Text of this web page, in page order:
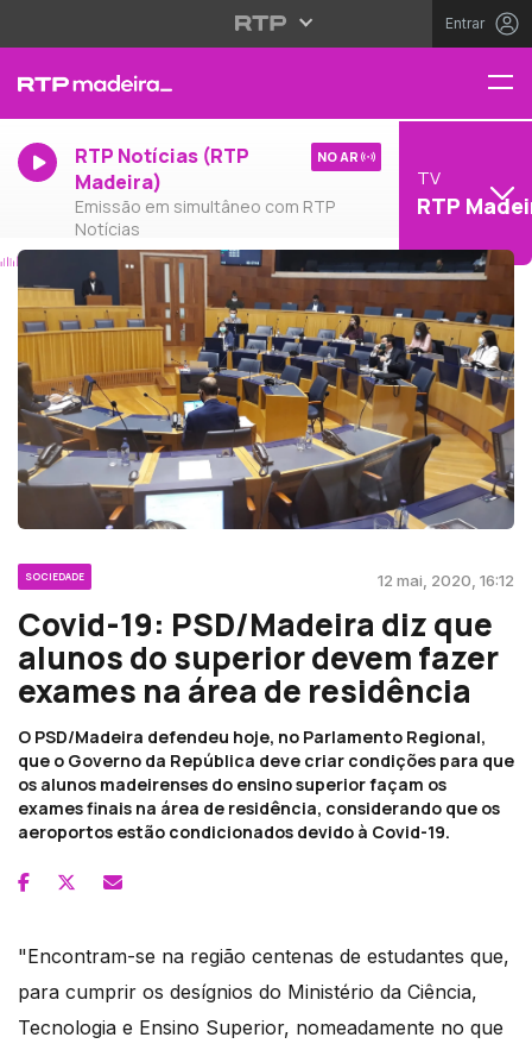
Entrar
RTP Notícias (RTP
Madeira)
Emissão em simultâneo com RTP
Notícias
NO AR
TV
RTP
SOCIEDADE 12 mai, 2020, 16:12
Covid-19: PSD/Madeira diz que
alunos do superior devem fazer
exames na área de residência
O PSD/Madeira defendeu hoje, no Parlamento Regional,
que o Governo da República deve criar condições para que
os alunos madeirenses do ensino superior façam os
exames finais na área de residência, considerando que os
aeroportos estão condicionados devido à Covid-19.
"Encontram-se na região centenas de estudantes que,
para cumprir os desígnios do Ministério da Ciência,
Tecnologia e Ensino Superior, nomeadamente no que